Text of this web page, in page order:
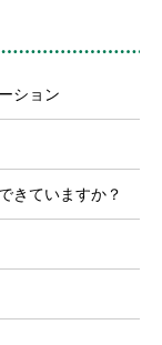
ション
きていますか？